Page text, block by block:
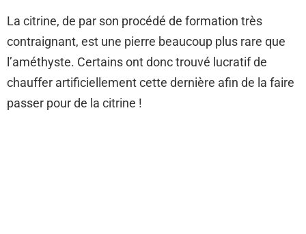
La citrine, de par son procédé de formation très
contraignant, est une pierre beaucoup plus rare que
l’améthyste. Certains ont donc trouvé lucratif de
chauffer artificiellement cette dernière afin de la faire
passer pour de la citrine !